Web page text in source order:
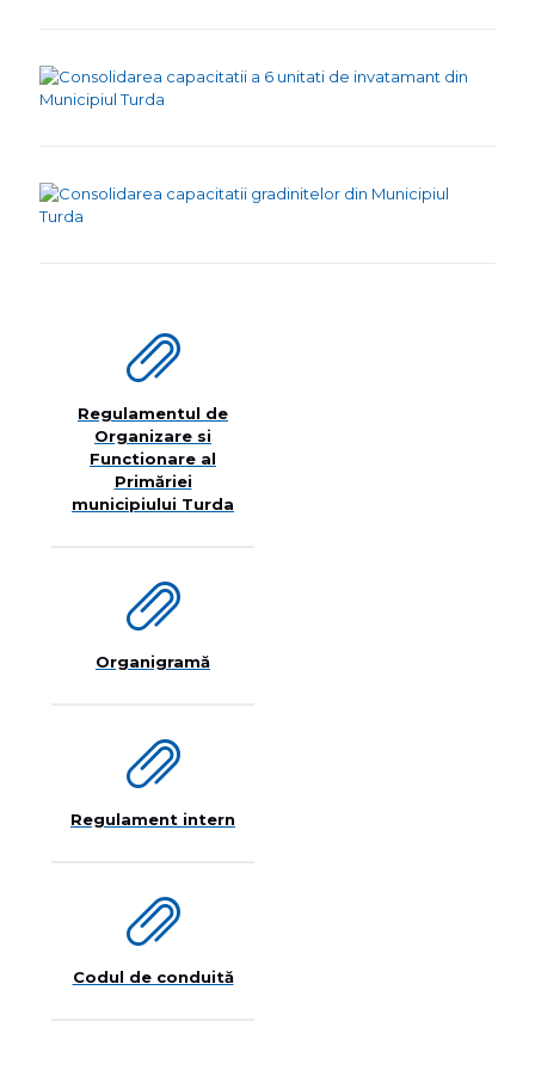
Regulamentul de
Organizare si
Functionare al
Primăriei
municipiului Turda
Organigramă
Regulament intern
Codul de conduită